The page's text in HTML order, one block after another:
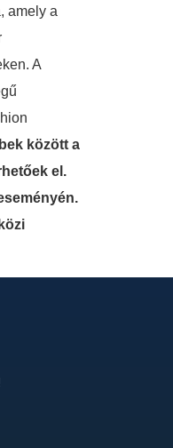
amely a
A
között a
el.